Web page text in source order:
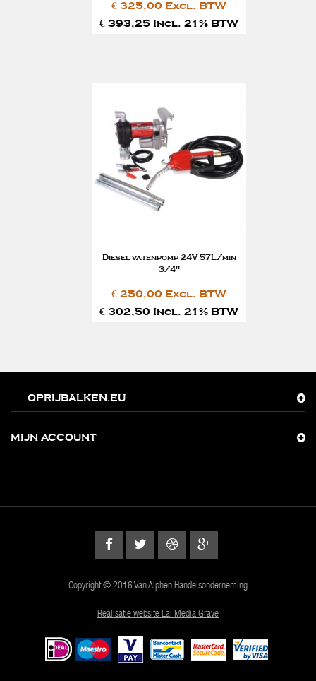
€ 325,00 Excl. BTW
€ 393,25 Incl. 21% BTW
Diesel vatenpomp 24V 57L/min
3/4"
€ 250,00 Excl. BTW
€ 302,50 Incl. 21% BTW
OPRIJBALKEN.EU
MIJN ACCOUNT
Copyright © 2016 Van Alphen Handelsonderneming
Realisatie website Lai Media Grave